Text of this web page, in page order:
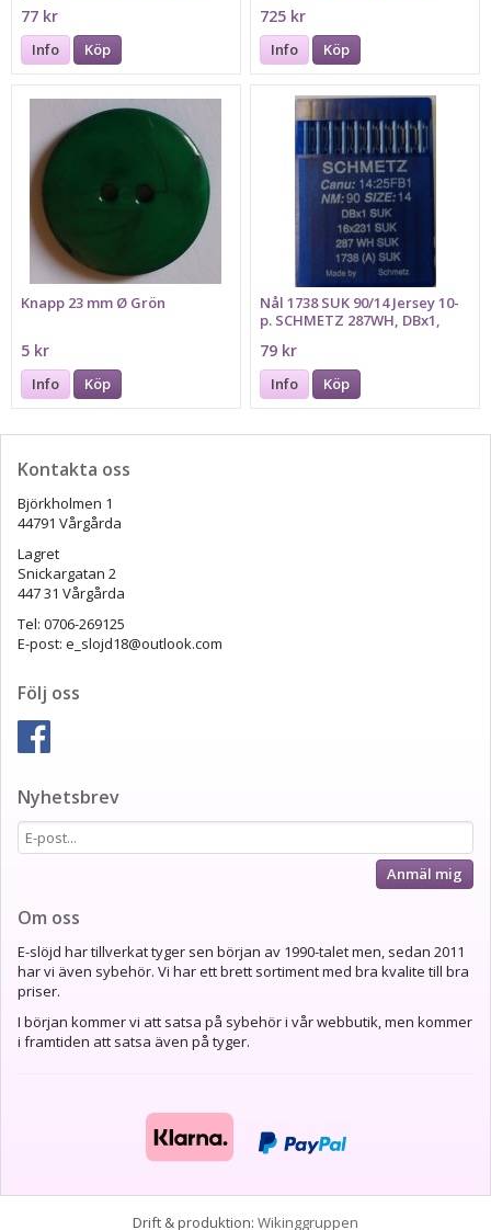
grovlek 90
77 kr
Info Köp
725 kr
Info Köp
Knapp 23 mm Ø Grön
5 kr
Info Köp
Nål 1738 SUK 90/14 Jersey 10-
p. SCHMETZ 287WH, DBx1,
79 kr
Info Köp
Kontakta oss
Björkholmen 1
44791 Vårgårda
Lagret
Snickargatan 2
447 31 Vårgårda
Tel: 0706-269125
E-post: e_slojd18@outlook.com
Följ oss
Nyhetsbrev
Anmäl mig
Om oss
E-slöjd har tillverkat tyger sen början av 1990-talet men, sedan 2011
har vi även sybehör. Vi har ett brett sortiment med bra kvalite till bra
priser.
I början kommer vi att satsa på sybehör i vår webbutik, men kommer
i framtiden att satsa även på tyger.
Drift & produktion: Wikinggruppen